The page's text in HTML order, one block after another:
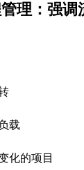
理：强调
载
化的项目